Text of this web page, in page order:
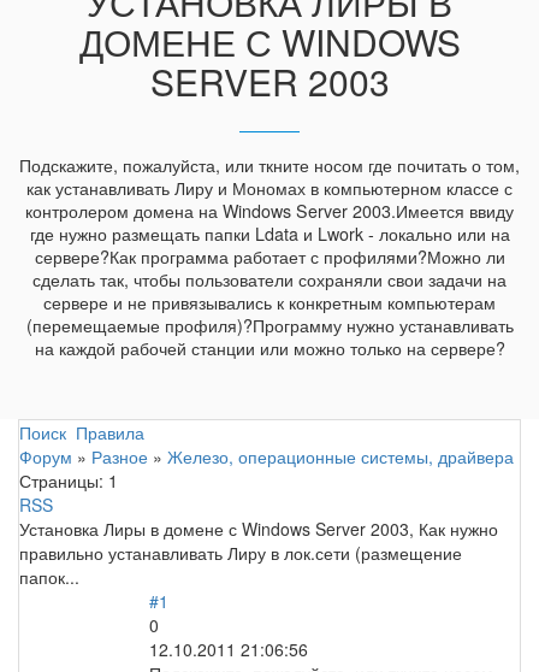
ДОМЕНЕ С WINDOWS
SERVER 2003
Подскажите, пожалуйста, или ткните носом где почитать о том,
как устанавливать Лиру и Мономах в компьютерном классе с
контролером домена на Windows Server 2003.Имеется ввиду
где нужно размещать папки Ldata и Lwork - локально или на
сервере?Как программа работает с профилями?Можно ли
сделать так, чтобы пользователи сохраняли свои задачи на
сервере и не привязывались к конкретным компьютерам
(перемещаемые профиля)?Программу нужно устанавливать
на каждой рабочей станции или можно только на сервере?
Поиск Правила
Форум » Разное » Железо, операционные системы, драйвера
Страницы: 1
RSS
Установка Лиры в домене с Windows Server 2003, Как нужно
правильно устанавливать Лиру в лок.сети (размещение
папок...
#1
0
12.10.2011 21:06:56